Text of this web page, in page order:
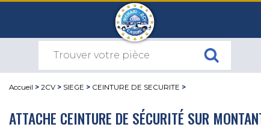
Accueil > 2CV > SIEGE > CEINTURE DE SECURITE >
ATTACHE CEINTURE DE SÉCURITÉ SUR